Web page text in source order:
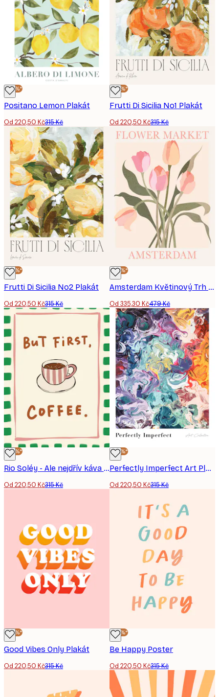
-30%*
Positano Lemon Plakát
Od 220,50 Kč315 Kč
-30%*
Frutti Di Sicilia No1 Plakát
Od 220,50 Kč315 Kč
-30%*
Frutti Di Sicilia No2 Plakát
Od 220,50 Kč315 Kč
-30%*
Amsterdam Květinový Trh Plakát
Od 335,30 Kč479 Kč
-30%*
Rio Soléy - Ale nejdřív káva Plakát
Od 220,50 Kč315 Kč
-30%*
Perfectly Imperfect Art Plakát
Od 220,50 Kč315 Kč
-30%*
Good Vibes Only Plakát
Od 220,50 Kč315 Kč
-30%*
Be Happy Poster
Od 220,50 Kč315 Kč